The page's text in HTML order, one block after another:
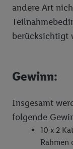
andere Art
berücksichtigt
Gewinn:
Insgesamt
folgende
10 x 2
Rahmen